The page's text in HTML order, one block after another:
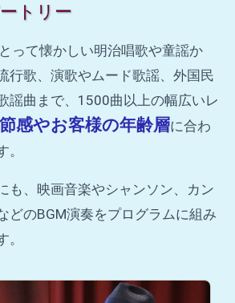
トリー
って懐かしい明治唱歌や童謡か
行歌、演歌やムード歌謡、外国民
謡曲まで、1500曲以上の幅広いレ
感やお客様の年齢層に合わ
も、映画音楽やシャンソン、カン
どのBGM演奏をプログラムに組み